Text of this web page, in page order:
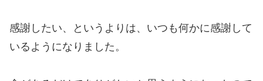
感謝したい、というよりは、いつも何かに感謝して
いるようになりました。